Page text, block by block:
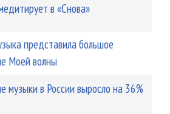
в «Снова»
представила большое
Моей волны
музыки в России выросло на 36%